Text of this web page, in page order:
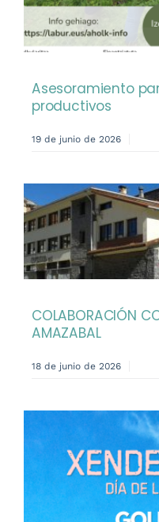
Asesoramiento
productivos
19 de junio de 2026
COLABORACIÓN
AMAZABAL
18 de junio de 2026